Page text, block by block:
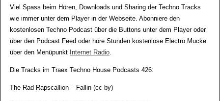
Viel Spass beim Hören, Downloads und Sharing der Techno Tracks
wie immer unter dem Player in der Webseite. Abonniere den
kostenlosen Techno Podcast über die Buttons unter dem Player oder
über den Podcast Feed oder höre Stunden kostenlose Electro Mucke
über den Menüpunkt Internet Radio.
Die Tracks im Traex Techno House Podcasts 426:
The Rad Rapscallion – Fallin (cc by)